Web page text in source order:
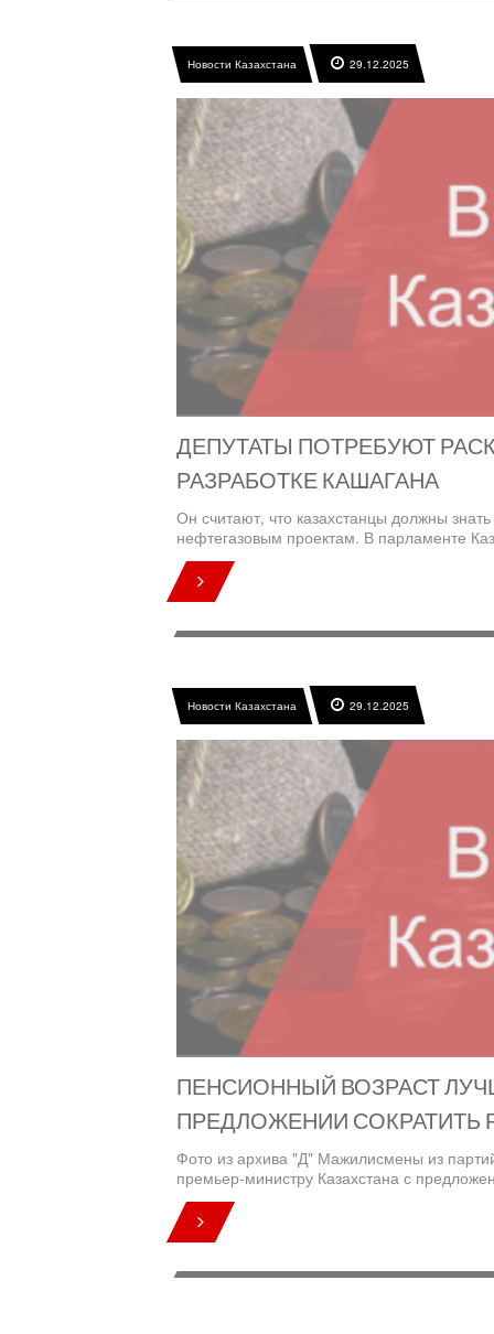
Новости Казахстана 29.12.2025
ДЕПУТАТЫ ПОТРЕБУЮТ
РАЗРАБОТКЕ КАШАГАНА
Он считают, что казахстанцы должны
нефтегазовым проектам. В парламенте
Новости Казахстана 29.12.2025
ПЕНСИОННЫЙ ВОЗРАСТ
ПРЕДЛОЖЕНИИ
Фото из архива "Д" Мажилисмены из
премьер-министру Казахстана с